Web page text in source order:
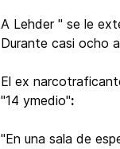
A Lehder " se le
Durante casi ocho
El ex
"14 ymedio":
"En una sala de